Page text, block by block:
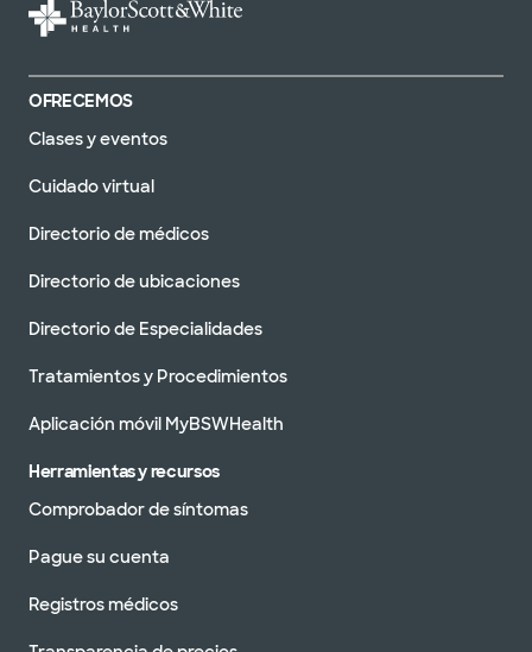
OFRECEMOS
Clases y eventos
Cuidado virtual
Directorio de médicos
Directorio de ubicaciones
Directorio de Especialidades
Tratamientos y Procedimientos
Aplicación móvil MyBSWHealth
Herramientas y recursos
Comprobador de síntomas
Pague su cuenta
Registros médicos